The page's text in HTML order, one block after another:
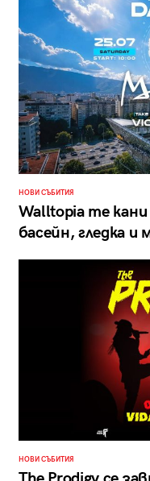
НОВИ СЪБИТИЯ
Walltopia те
басейн, гледка и
НОВИ СЪБИТИЯ